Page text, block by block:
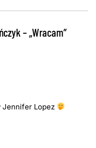
– „Wracam”
Jennifer Lopez